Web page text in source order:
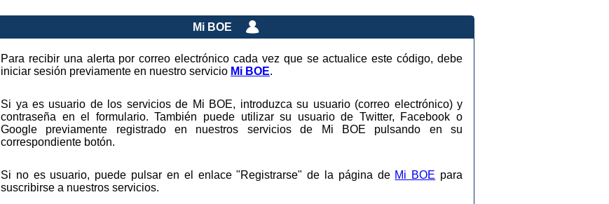
Mi BOE
Para recibir una alerta por correo electrónico cada vez que se actualice este código, debe
iniciar sesión previamente en nuestro servicio Mi BOE.
Si ya es usuario de los servicios de Mi BOE, introduzca su usuario (correo electrónico) y
contraseña en el formulario. También puede utilizar su usuario de Twitter, Facebook o
Google previamente registrado en nuestros servicios de Mi BOE pulsando en su
correspondiente botón.
Si no es usuario, puede pulsar en el enlace "Registrarse" de la página de Mi BOE para
suscribirse a nuestros servicios.